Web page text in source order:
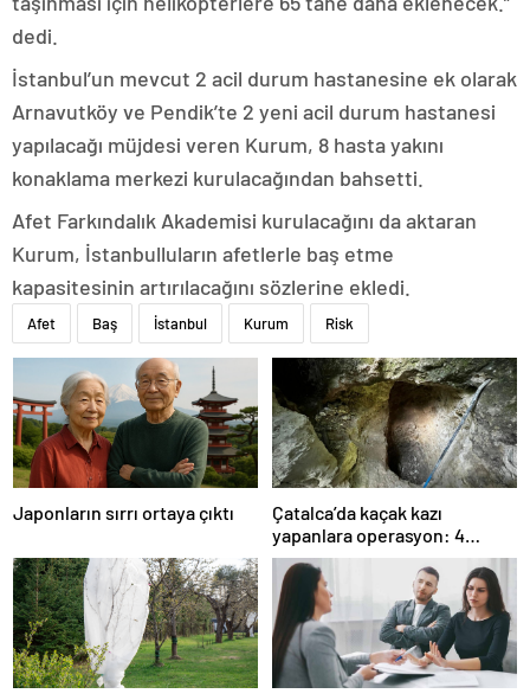
dedi.
İstanbul’un mevcut 2 acil durum hastanesine ek olarak
Arnavutköy ve Pendik’te 2 yeni acil durum hastanesi
yapılacağı müjdesi veren Kurum, 8 hasta yakını
konaklama merkezi kurulacağından bahsetti.
Afet Farkındalık Akademisi kurulacağını da aktaran
Kurum, İstanbulluların afetlerle baş etme
kapasitesinin artırılacağını sözlerine ekledi.
Afet Baş İstanbul Kurum Risk
Japonların sırrı ortaya çıktı
Çatalca’da kaçak kazı
yapanlara operasyon: 4
gözaltı